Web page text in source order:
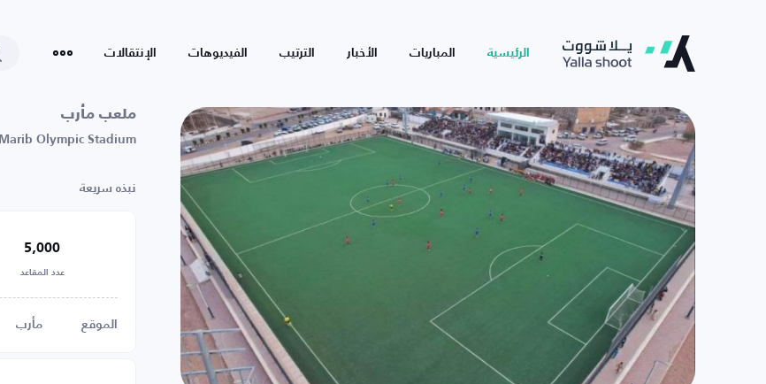
الرئيسية المباريات الأخبار الترتيب الفيديوهات الإنتقالات
ملعب مأرب
Marib Olympic Stadium
نبذه سريعة
5,000
عدد المقاعد
الموقع مأرب